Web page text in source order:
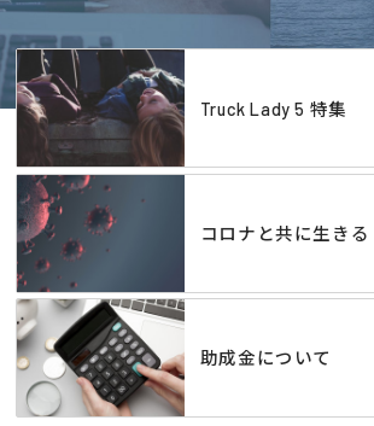
Truck Lady 5 特集
コロナと共に生きる
助成金について